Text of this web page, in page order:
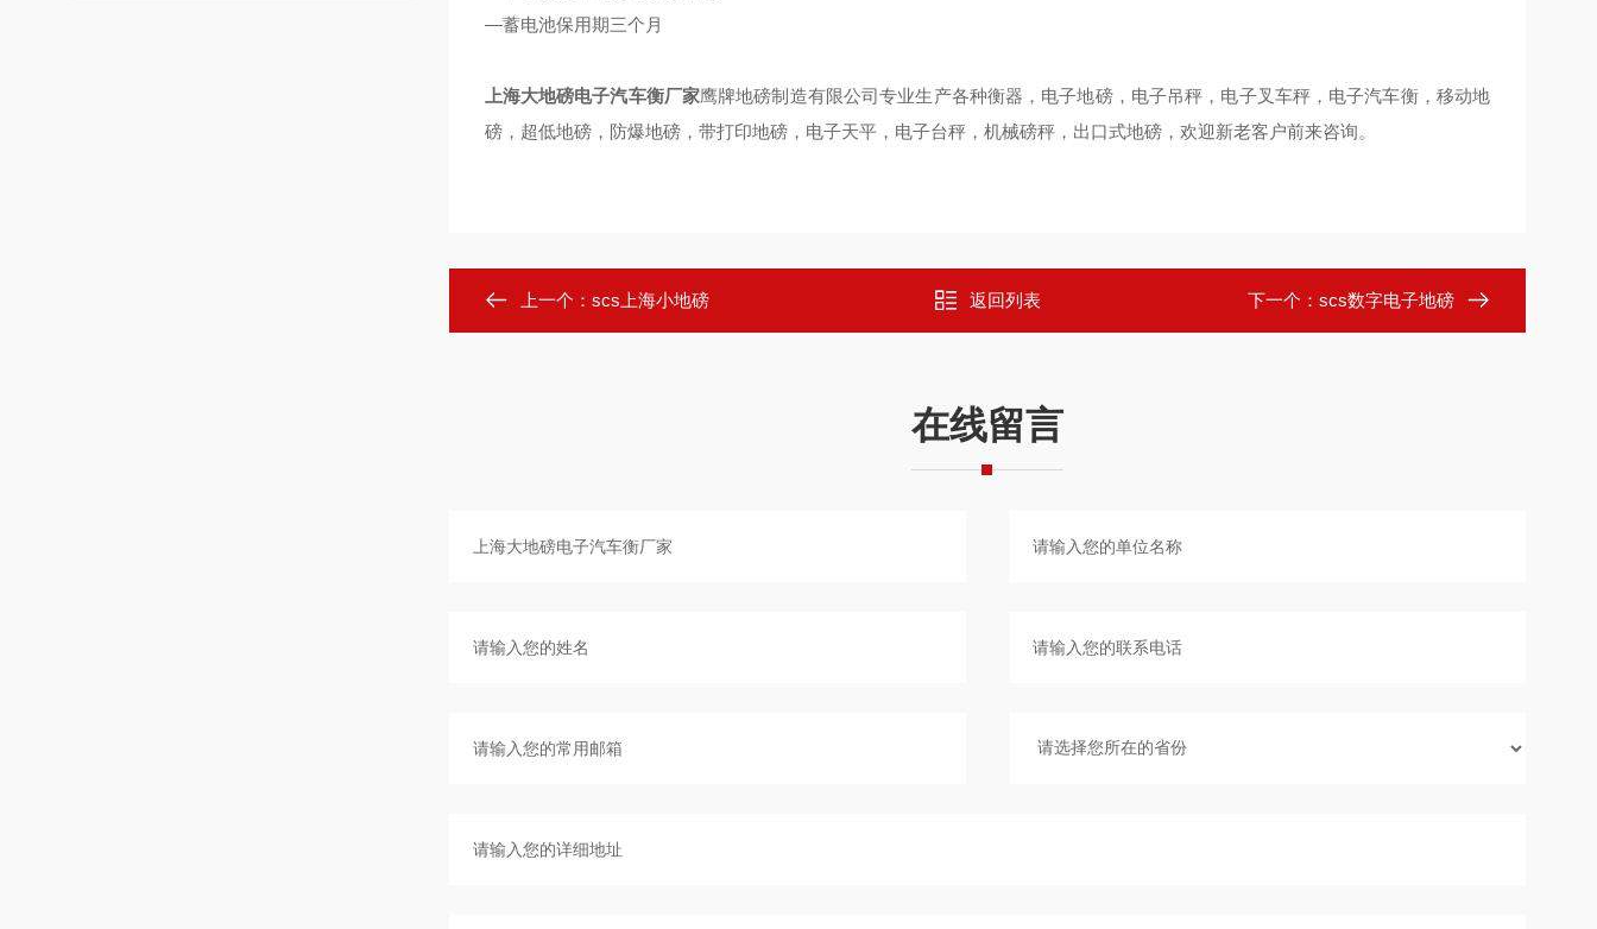
—蓄电池保用期三个月
上海大地磅电子汽车衡厂家鹰牌地磅制造有限公司专业生产各种衡器，电子地磅，电子吊秤，电子叉车秤，电子汽车衡，移动地
磅，超低地磅，防爆地磅，带打印地磅，电子天平，电子台秤，机械磅秤，出口式地磅，欢迎新老客户前来咨询。
上一个： scs上海小地磅 返回列表 下一个： scs数字电子地磅
在线留言